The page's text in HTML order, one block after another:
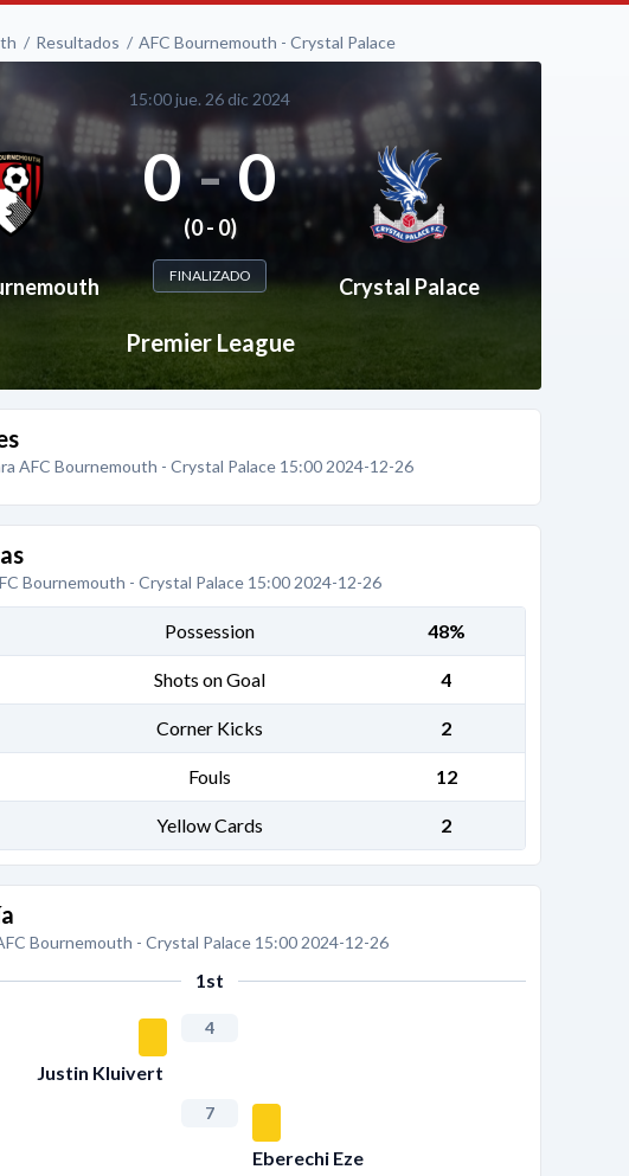
Resultados AFC Bournemouth - Crystal Palace
15:00 jue. 26 dic 2024
0 - 0
(0 - 0)
FINALIZADO Crystal Palace
Premier League
AFC Bournemouth - Crystal Palace 15:00 2024-12-26
Bournemouth - Crystal Palace 15:00 2024-12-26
Possession 48%
Shots on Goal 4
Corner Kicks 2
Fouls 12
Yellow Cards 2
Bournemouth - Crystal Palace 15:00 2024-12-26
1st
Justin Kluivert
4
7
Eberechi Eze